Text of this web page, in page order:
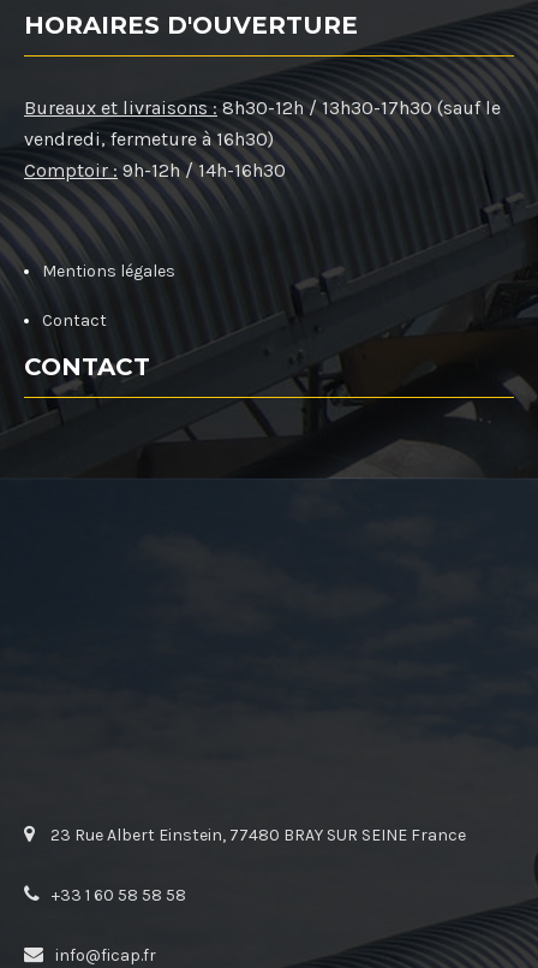
HORAIRES D'OUVERTURE
Bureaux et livraisons : 8h30-12h / 13h30-17h30 (sauf le
vendredi, fermeture à 16h30)
Comptoir : 9h-12h / 14h-16h30
Mentions légales
Contact
CONTACT
23 Rue Albert Einstein, 77480 BRAY SUR SEINE France
+33 1 60 58 58 58
info@ficap.fr